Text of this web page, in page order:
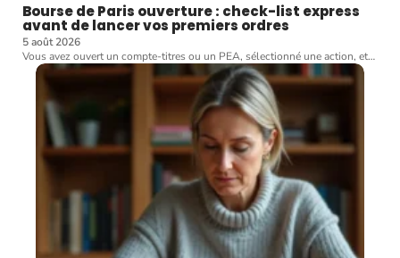
Bourse de Paris ouverture : check-list express
avant de lancer vos premiers ordres
5 août 2026
Vous avez ouvert un compte-titres ou un PEA, sélectionné une action, et…